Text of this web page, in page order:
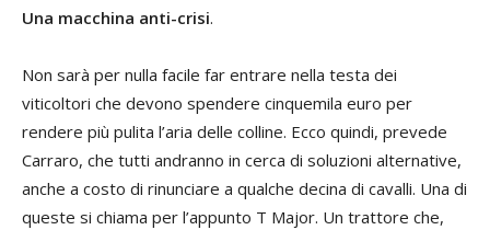
Una macchina anti-crisi.
Non sarà per nulla facile far entrare nella testa dei
viticoltori che devono spendere cinquemila euro per
rendere più pulita l’aria delle colline. Ecco quindi, prevede
Carraro, che tutti andranno in cerca di soluzioni alternative,
anche a costo di rinunciare a qualche decina di cavalli. Una di
queste si chiama per l’appunto T Major. Un trattore che,